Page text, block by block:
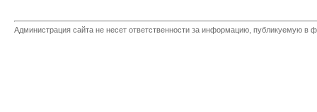
Администрация сайта не несет ответственности за информацию, публикуемую